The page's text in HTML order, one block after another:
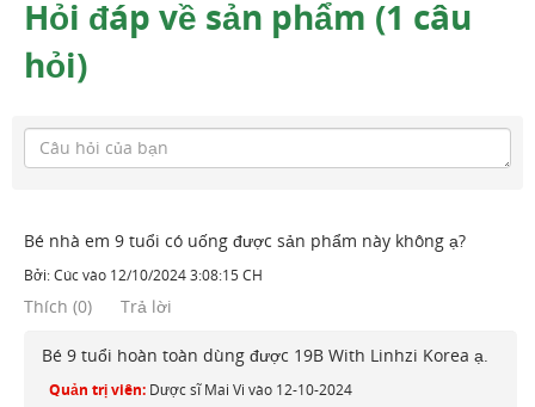
Hỏi đáp về sản phẩm (1 câu
hỏi)
Bé nhà em 9 tuổi có uống được sản phẩm này không ạ?
Bởi:Cúcvào 12/10/2024 3:08:15 CH
Thích (0) Trả lời
Bé 9 tuổi hoàn toàn dùng được 19B With Linhzi Korea ạ.
Quản trị viên: Dược sĩ Mai Vi vào 12-10-2024